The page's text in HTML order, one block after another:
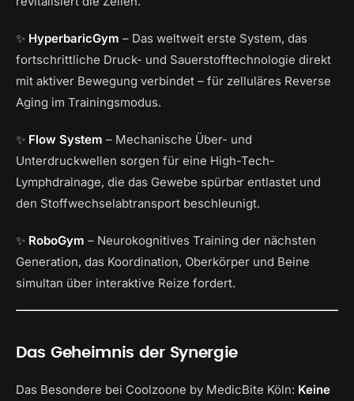
✨ HyperbaricGym – Das weltweit erste System, das
fortschrittliche Druck- und Sauerstofftechnologie direkt
mit aktiver Bewegung verbindet – für zelluläres Reverse
Aging im Trainingsmodus.
✨ Flow System – Mechanische Über- und
Unterdruckwellen sorgen für eine High-Tech-
Lymphdrainage, die das Gewebe spürbar entlastet und
den Stoffwechselabtransport beschleunigt.
✨ RoboGym – Neurokognitives Training der nächsten
Generation, das Koordination, Oberkörper und Beine
simultan über interaktive Reize fordert.
Das Geheimnis der Synergie
Das Besondere bei Coolzoone by MedicBite Köln: Keine